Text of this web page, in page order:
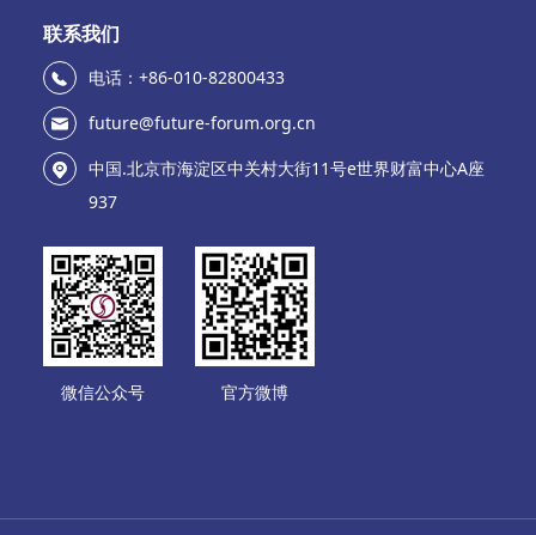
联系我们
电话：+86-010-82800433
future@future-forum.org.cn
中国.北京市海淀区中关村大街11号e世界财富中心A座
937
微信公众号 官方微博